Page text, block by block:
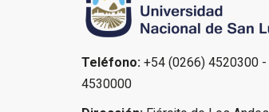
Teléfono: +54 (0266) 4520300 -
4530000